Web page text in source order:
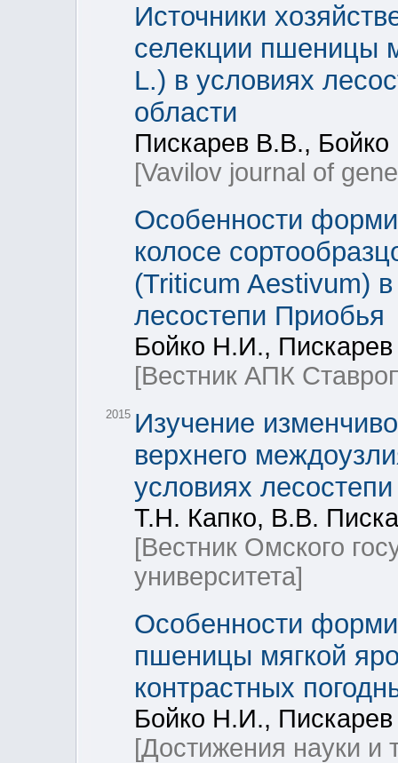
Источники
селекции пшеницы
L.) в условиях
области
Пискарев В.В.,
[Vavilov journal of
Особенности
колосе
(Triticum Aestivum)
лесостепи Приобья
Бойко Н.И.,
[Вестник АПК
2015 Изучение
верхнего
условиях
Т.Н. Капко, В.В.
[Вестник Омского
университета]
Особенности
пшеницы мягкой
контрастных
Бойко Н.И.,
[Достижения науки и